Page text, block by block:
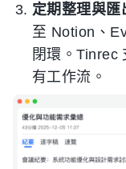
定期整理與匯
至 Notion、
閉環。Tinrec
有工作流。